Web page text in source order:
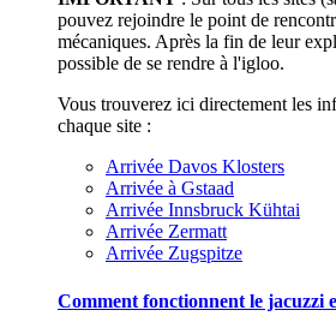
pouvez rejoindre le point de
mécaniques. Après la fin de leur
possible de se rendre à l'igloo.
Vous trouverez ici directement les
chaque site :
Arrivée Davos Klosters
Arrivée à Gstaad
Arrivée Innsbruck Kühtai
Arrivée Zermatt
Arrivée Zugspitze
Comment fonctionnent le jacuzzi